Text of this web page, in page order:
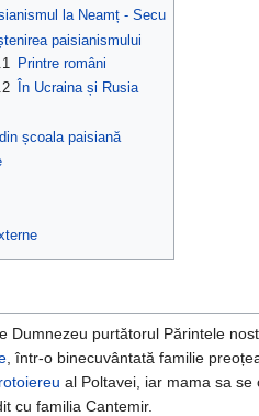
la Neamț - Secu
paisianismului
Printre români
În Ucraina și Rusia
școala paisiană
Dumnezeu purtătorul Părintele
, într-o binecuvântată familie
al Poltavei, iar mama sa se
cu familia Cantemir.